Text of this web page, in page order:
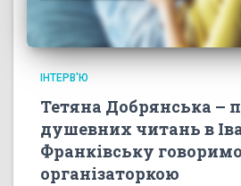
ІНТЕРВ'Ю
Тетяна Добрянська –
душевних читань в
Франківську
організаторкою